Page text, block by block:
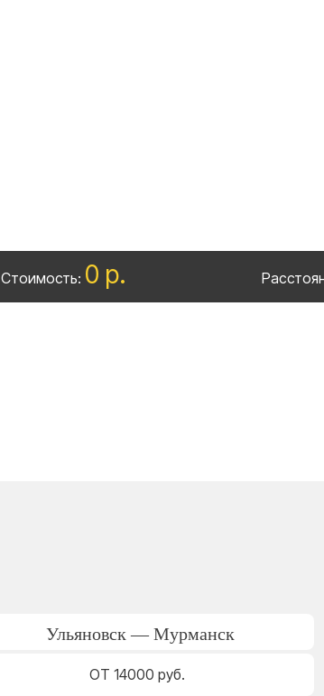
Стоимость: 0 р.
Ульяновск — Мурманск
ОТ 14000 руб.